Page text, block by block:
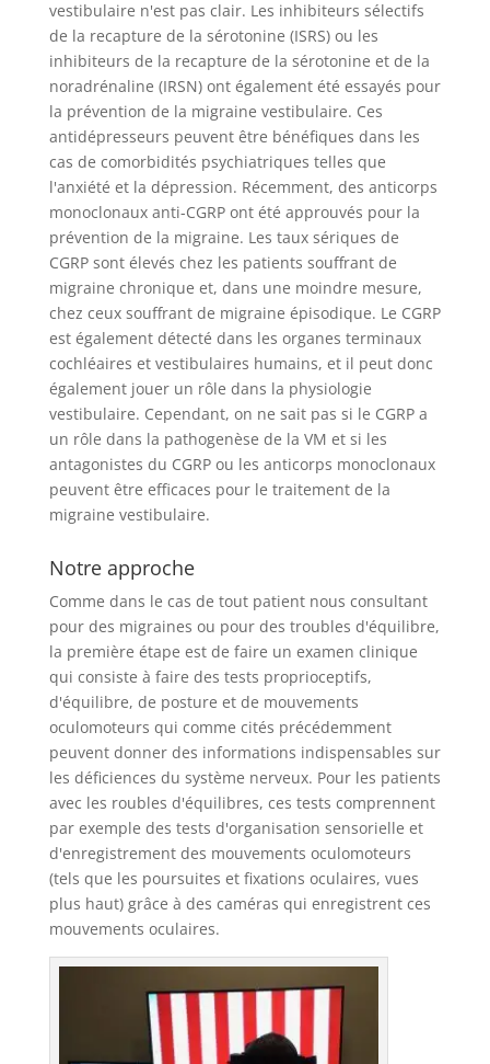
vestibulaire n'est pas clair. Les inhibiteurs sélectifs
de la recapture de la sérotonine (ISRS) ou les
inhibiteurs de la recapture de la sérotonine et de la
noradrénaline (IRSN) ont également été essayés pour
la prévention de la migraine vestibulaire. Ces
antidépresseurs peuvent être bénéfiques dans les
cas de comorbidités psychiatriques telles que
l'anxiété et la dépression. Récemment, des anticorps
monoclonaux anti-CGRP ont été approuvés pour la
prévention de la migraine. Les taux sériques de
CGRP sont élevés chez les patients souffrant de
migraine chronique et, dans une moindre mesure,
chez ceux souffrant de migraine épisodique. Le CGRP
est également détecté dans les organes terminaux
cochléaires et vestibulaires humains, et il peut donc
également jouer un rôle dans la physiologie
vestibulaire. Cependant, on ne sait pas si le CGRP a
un rôle dans la pathogenèse de la VM et si les
antagonistes du CGRP ou les anticorps monoclonaux
peuvent être efficaces pour le traitement de la
migraine vestibulaire.
Notre approche
Comme dans le cas de tout patient nous consultant
pour des migraines ou pour des troubles d'équilibre,
la première étape est de faire un examen clinique
qui consiste à faire des tests proprioceptifs,
d'équilibre, de posture et de mouvements
oculomoteurs qui comme cités précédemment
peuvent donner des informations indispensables sur
les déficiences du système nerveux. Pour les patients
avec les roubles d'équilibres, ces tests comprennent
par exemple des tests d'organisation sensorielle et
d'enregistrement des mouvements oculomoteurs
(tels que les poursuites et fixations oculaires, vues
plus haut) grâce à des caméras qui enregistrent ces
mouvements oculaires.